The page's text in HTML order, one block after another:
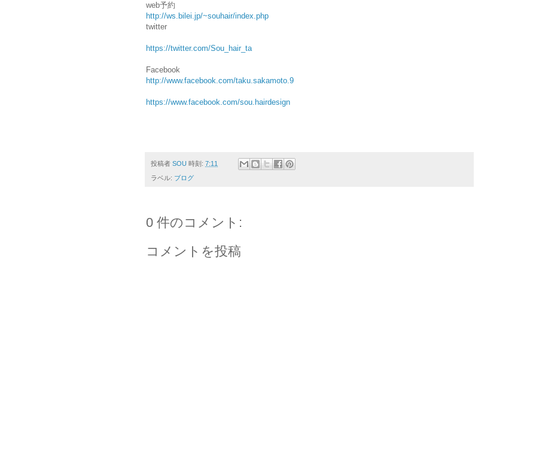
web予約
http://ws.bilei.jp/~souhair/index.php
twitter
https://twitter.com/Sou_hair_ta
Facebook
http://www.facebook.com/taku.sakamoto.9
https://www.facebook.com/sou.hairdesign
投稿者 SOU 時刻: 7:11
ラベル: ブログ
0 件のコメント:
コメントを投稿